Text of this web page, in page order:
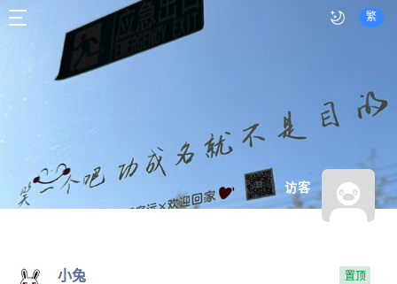
繁
访客
小兔 置顶